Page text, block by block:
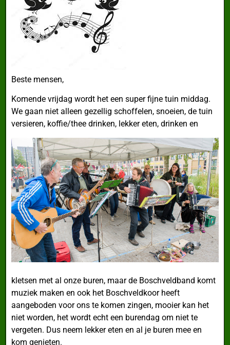
Beste mensen,
Komende vrijdag wordt het een super fijne tuin middag.
We gaan niet alleen gezellig schoffelen, snoeien, de tuin
versieren, koffie/thee drinken, lekker eten, drinken en
kletsen met al onze buren, maar de Boschveldband komt
muziek maken en ook het Boschveldkoor heeft
aangeboden voor ons te komen zingen, mooier kan het
niet worden, het wordt echt een burendag om niet te
vergeten. Dus neem lekker eten en al je buren mee en
kom genieten.